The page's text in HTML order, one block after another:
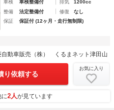
車検
車検整備付 排気
1200cc
整備
法定整備付 修復
なし
保証
保証付 (12ヶ月・走行無制限)
自動車販売（株） くるまネット津田山
り依頼する
お気に入り
に2人が見ています